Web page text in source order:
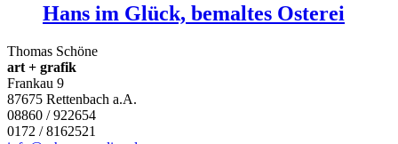
Hans im Glück, bemaltes Osterei
Thomas Schöne
art + grafik
Frankau 9
87675 Rettenbach a.A.
08860 / 922654
0172 / 8162521